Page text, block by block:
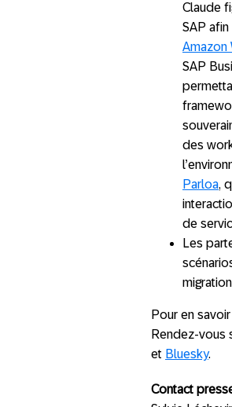
Claude
SAP
Amazon
SAP
des
Parloa,
de
Les
Pour en
Rendez-vous
et Bluesky.
Contact